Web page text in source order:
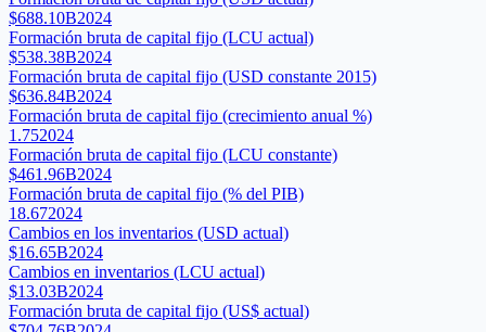
$688.10B2024
Formación bruta de capital fijo (LCU actual)
$538.38B2024
Formación bruta de capital fijo (USD constante 2015)
$636.84B2024
Formación bruta de capital fijo (crecimiento anual %)
1.752024
Formación bruta de capital fijo (LCU constante)
$461.96B2024
Formación bruta de capital fijo (% del PIB)
18.672024
Cambios en los inventarios (USD actual)
$16.65B2024
Cambios en inventarios (LCU actual)
$13.03B2024
Formación bruta de capital fijo (US$ actual)